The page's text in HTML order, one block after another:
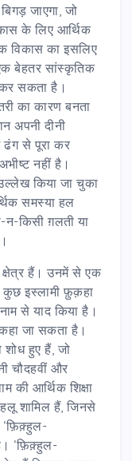
जाएगा, जो
के लिए आर्थिक
विकास का इसलिए
बेहतर सांस्कृतिक
सकता है।
का कारण बनता
अपनी दीनी
ढंग से पूरा कर
नहीं है।
किया जा चुका
समस्या हल
न-किसी ग़लती या
क्षेत्र हैं। उनमें से एक
कुछ इस्लामी फ़ुक़हा
से याद किया है।
जा सकता है।
हुए हैं, जो
चौदहवीं और
की आर्थिक शिक्षा
शामिल हैं, जिनसे
‘फ़िक़्हुल-